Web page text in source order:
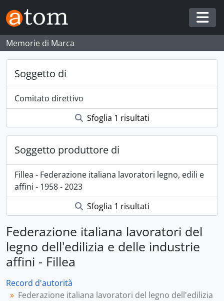
Skip to main content
Memorie di Marca
Soggetto di
Comitato direttivo
Sfoglia 1 risultati
Soggetto produttore di
Fillea - Federazione italiana lavoratori legno, edili e
affini - 1958 - 2023
Sfoglia 1 risultati
Federazione italiana lavoratori del
legno dell'edilizia e delle industrie
affini - Fillea
Record d'autorità
Federazione italiana lavoratori del legno dell'edilizia